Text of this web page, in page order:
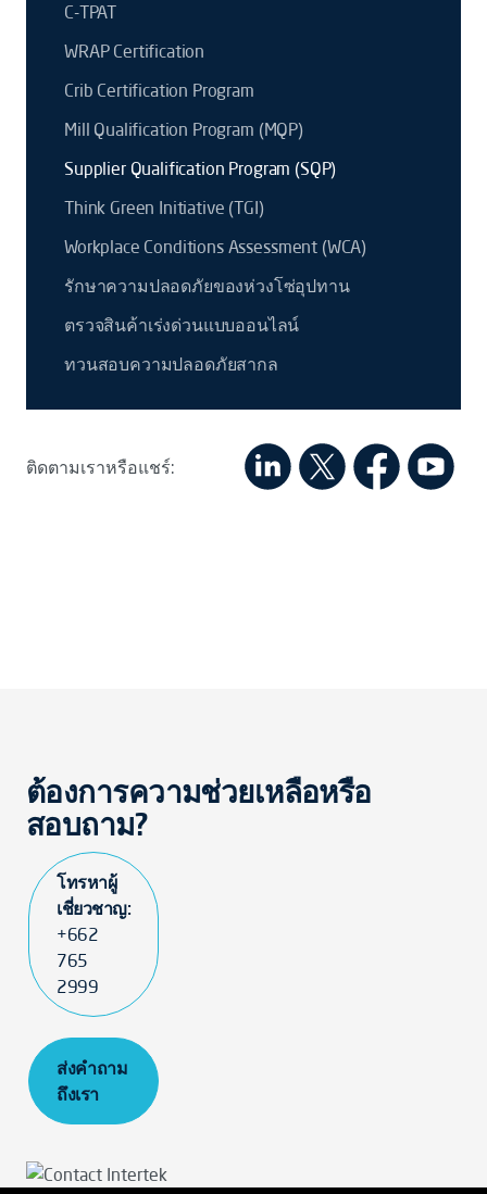
C-TPAT
WRAP Certification
Crib Certification Program
Mill Qualification Program (MQP)
Supplier Qualification Program (SQP)
Think Green Initiative (TGI)
Workplace Conditions Assessment (WCA)
รักษาความปลอดภัยของห่วงโซ่อุปทาน
ตรวจสินค้าเร่งด่วนแบบออนไลน์
ทวนสอบความปลอดภัยสากล
ติดตามเราหรือแชร์:
ต้องการความช่วยเหลือหรือ
สอบถาม?
โทรหาผู้
เชี่ยวชาญ:
+662
765
2999
ส่งคำถาม
ถึงเรา